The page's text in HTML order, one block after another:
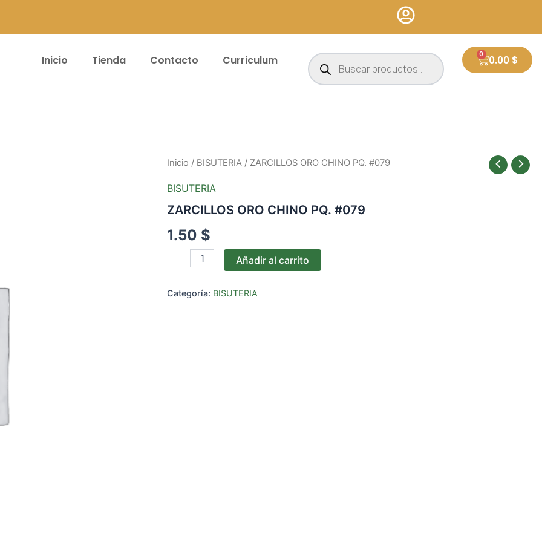
Inicio Tienda Contacto Curriculum
Búsqueda
de
productos
0.00 $
0
Cart
Inicio / BISUTERIA / ZARCILLOS ORO CHINO PQ. #079
BISUTERIA
ZARCILLOS ORO CHINO PQ. #079
1.50 $
ZARCILLOS
CHINO
#079
Añadir al carrito
Categoría: BISUTERIA